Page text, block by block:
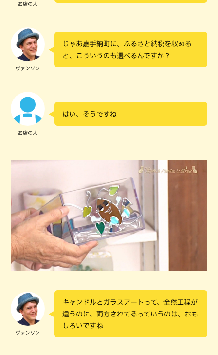
お店の人
ヴァンソン
じゃあ嘉手納町に、ふるさと納税を収める
と、こういうのも選べるんですか？
お店の人
はい、そうですね
ヴァンソン
キャンドルとガラスアートって、全然工程が
違うのに、両方されてるっていうのは、おも
しろいですね